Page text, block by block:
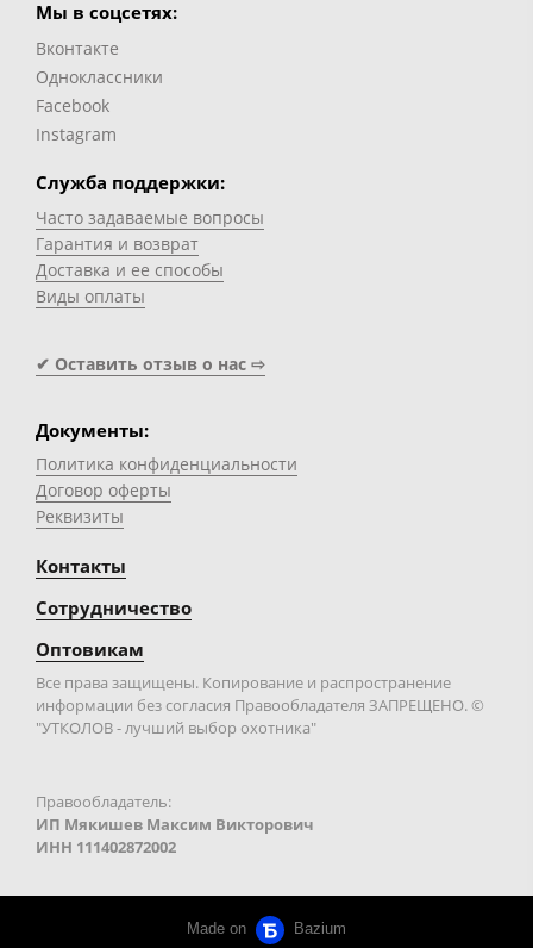
Мы в соцсетях:
Вконтакте
Одноклассники
Facebook
Instagram
Служба поддержки:
Часто задаваемые вопросы
Гарантия и возврат
Доставка и ее способы
Виды оплаты
✔ Оставить отзыв о нас ⇨
Документы:
Политика конфиденциальности
Договор оферты
Реквизиты
Контакты
Сотрудничество
Оптовикам
Все права защищены. Копирование и распространение
информации без согласия Правообладателя ЗАПРЕЩЕНО. ©
"УТКОЛОВ - лучший выбор охотника"
Правообладатель:
ИП Мякишев Максим Викторович
ИНН 111402872002
Made on Bazium